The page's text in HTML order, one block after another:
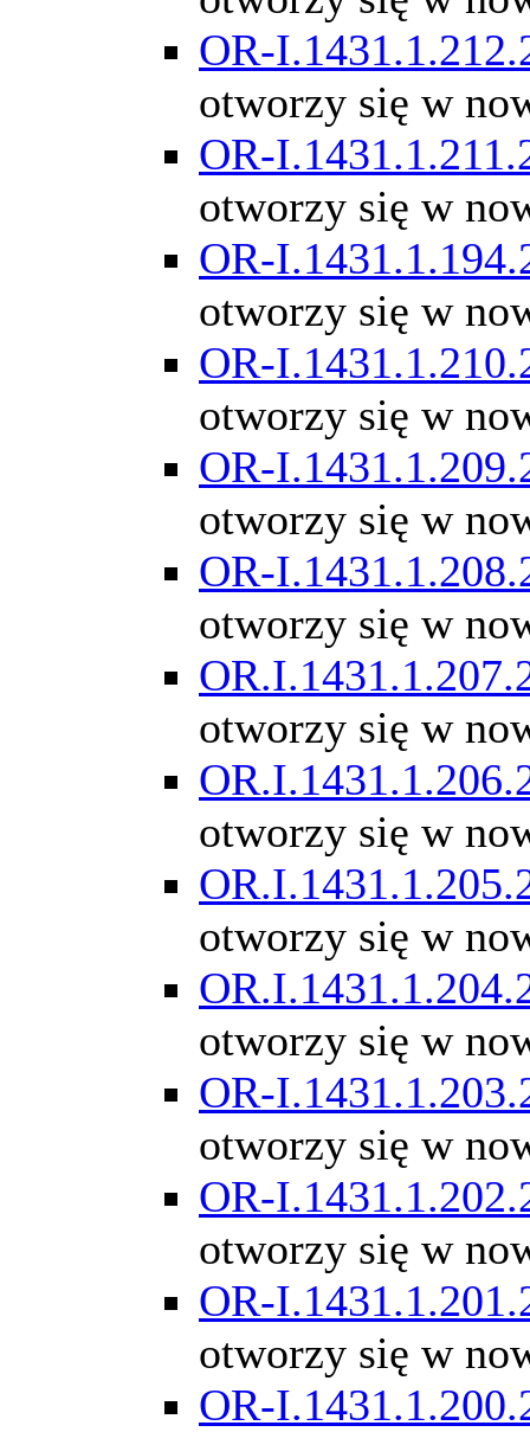
OR-
otworzy się w
OR-
otworzy się w
OR-
otworzy się w
OR-
otworzy się w
OR-
otworzy się w
OR-
otworzy się w
otworzy się w
otworzy się w
otworzy się w
otworzy się w
OR-
otworzy się w
OR-
otworzy się w
OR-
otworzy się w
OR-